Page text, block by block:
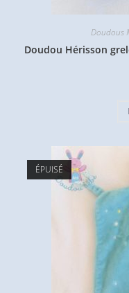
Doudous
Doudou Hérisson
ÉPUISÉ